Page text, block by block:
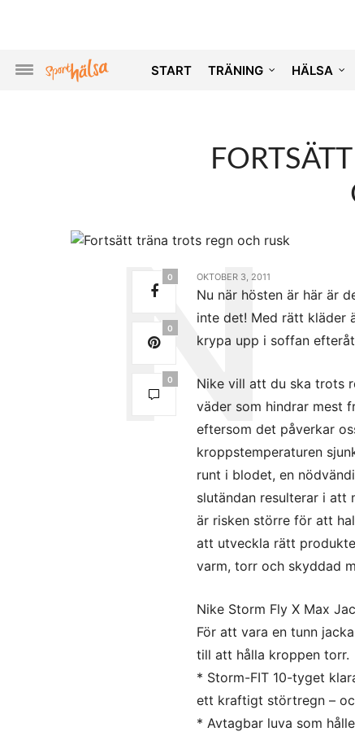
START TRÄNING HÄLSA
0
0
0
OKTOBER 3, 2011
Nu när hösten är här är
inte det! Med rätt kläder
krypa upp i soffan
Nike vill att du ska trots
väder som hindrar mest
eftersom det påverkar
kroppstemperaturen
runt i blodet, en
slutändan resulterar i att
är risken större för att
att utveckla rätt
varm, torr och skyddad
Nike Storm Fly X Max
För att vara en tunn
till att hålla kroppen torr.
* Storm-FIT 10-tyget
ett kraftigt störtregn –
* Avtagbar luva som